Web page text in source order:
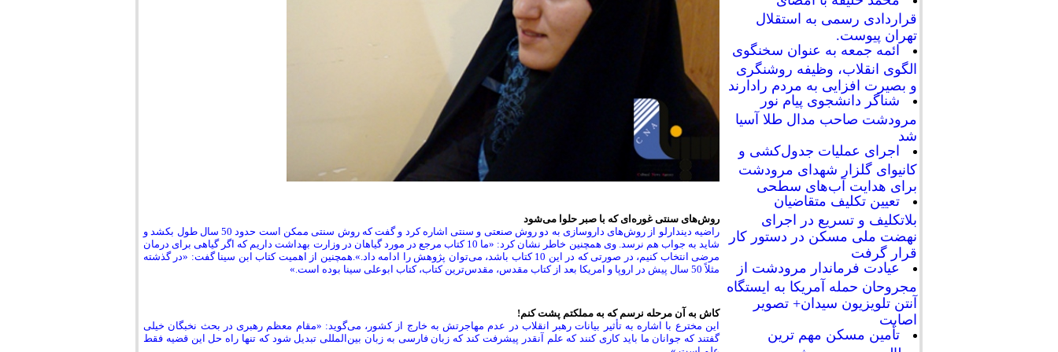
قراردادی رسمی به استقلال
تهران پیوست.
ائمه جمعه به عنوان سخنگوی
الگوی انقلاب، وظیفه روشنگری
و بصیرت افزایی به مردم رادارند
شناگر دانشجوی پیام نور
مرودشت صاحب مدال طلا آسیا
شد
اجرای عملیات جدول‌کشی و
کانیوای گلزار شهدای مرودشت
برای هدایت آب‌های سطحی
تعیین تکلیف متقاضیان
بلاتکلیف و تسریع در اجرای
نهضت ملی مسکن در دستور کار
قرار گرفت
عیادت فرماندار مرودشت از
مجروحان حمله آمریکا به ایستگاه
آنتن تلویزیون سیدان+ تصویر
اصابت
تأمین مسکن مهم ترین
روش‌های سنتی غوره‌ای که با صبر حلوا می‌شود
راضیه دیندارلو از روش‌های داروسازی به دو روش صنعتی و سنتی اشاره کرد و گفت که روش سنتی ممکن است حدود 50 سال طول بکشد و
شاید به جواب هم نرسد. وی همچنین خاطر نشان کرد: «ما 10 کتاب مرجع در مورد گیاهان در وزارت بهداشت داریم که اگر گیاهی برای درمان
مرضی انتخاب کنیم، در صورتی که در این 10 کتاب باشد، می‌توان پژوهش را ادامه داد.».همچنین از اهمیت کتاب ابن سینا گفت: «در گذشته
مثلاً 50 سال پیش در اروپا و امریکا بعد از کتاب مقدس، مقدس‌ترین کتاب، کتاب ابوعلی سینا بوده است.»
کاش به آن مرحله نرسم که به مملکتم پشت کنم!
این مخترع با اشاره به تأثیر بیانات رهبر انقلاب در عدم مهاجرتش به خارج از کشور، می‌گوید: «مقام معظم رهبری در بحث نخبگان خیلی
گفتند که جوانان ما باید کاری کنند که علم آنقدر پیشرفت کند که زبان فارسی به زبان بین‌المللی تبدیل شود که تنها راه حل این قضیه فقط